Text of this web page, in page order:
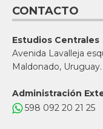
CONTACTO
Estudios Centrales
Avenida Lavalleja
Maldonado, Uruguay.
Administración
598 092 20 21 25